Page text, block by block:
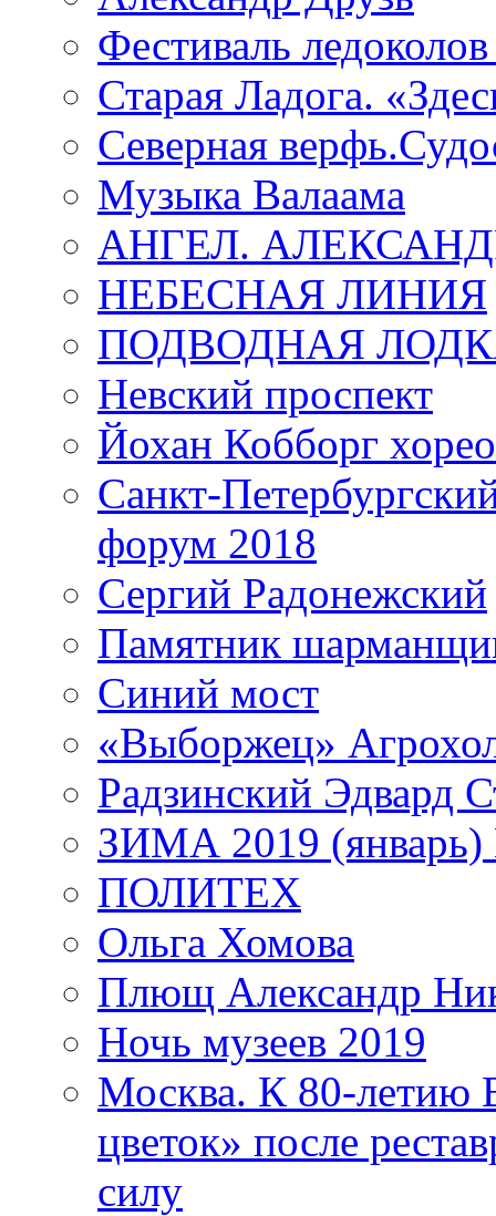
Фестиваль
Старая Ладога.
Северная
Музыка Валаама
АНГЕЛ.
НЕБЕСНАЯ ЛИНИЯ
ПОДВОДНАЯ
Невский проспект
Йохан Кобборг
Санкт-
форум 2018
Сергий Радонежский
Памятник
Синий мост
«Выборжец»
Радзинский Эдвард
ЗИМА 2019 (январь)
ПОЛИТЕХ
Ольга Хомова
Плющ Александр
Ночь музеев 2019
Москва. К 80-
цветок» после
силу